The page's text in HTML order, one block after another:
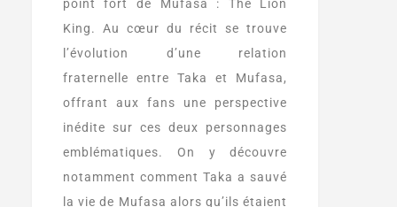
point fort de Mufasa : The Lion
King. Au cœur du récit se trouve
l’évolution d’une relation
fraternelle entre Taka et Mufasa,
offrant aux fans une perspective
inédite sur ces deux personnages
emblématiques. On y découvre
notamment comment Taka a sauvé
la vie de Mufasa alors qu’ils étaient